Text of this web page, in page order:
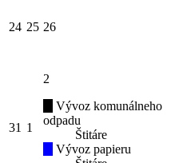
24 25 26
31 1
2
Vývoz komunálneho
odpadu
Štitáre
Vývoz papieru